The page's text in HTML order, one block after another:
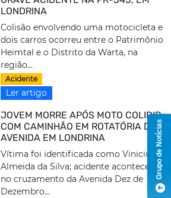
LONDRINA
Colisão envolvendo uma motocicleta e
dois carros ocorreu entre o Patrimônio
Heimtal e o Distrito da Warta, na
região...
Acidente
Ler artigo
JOVEM MORRE APÓS MOTO COLIDIR
COM CAMINHÃO EM ROTATÓRIA DE
AVENIDA EM LONDRINA
Vítima foi identificada como Vinicius
Almeida da Silva; acidente aconteceu
no cruzamento da Avenida Dez de
Dezembro...
Grupo de Notícias